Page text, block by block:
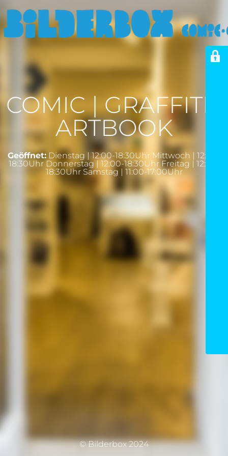
COMIC | GRAFFITI |
ARTBOOK
Geöffnet: Dienstag | 12:00-18:30Uhr Mittwoch | 12:00-
18:30Uhr Donnerstag | 12:00-18:30Uhr Freitag | 12:00-
18:30Uhr Samstag | 11:00-17:00Uhr
© Bilderbox 2024